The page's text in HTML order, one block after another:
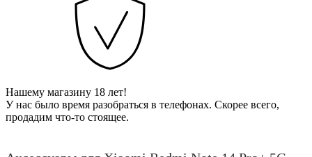
Нашему магазину 18 лет!
У нас было время разобраться в телефонах. Скорее всего,
продадим что-то стоящее.